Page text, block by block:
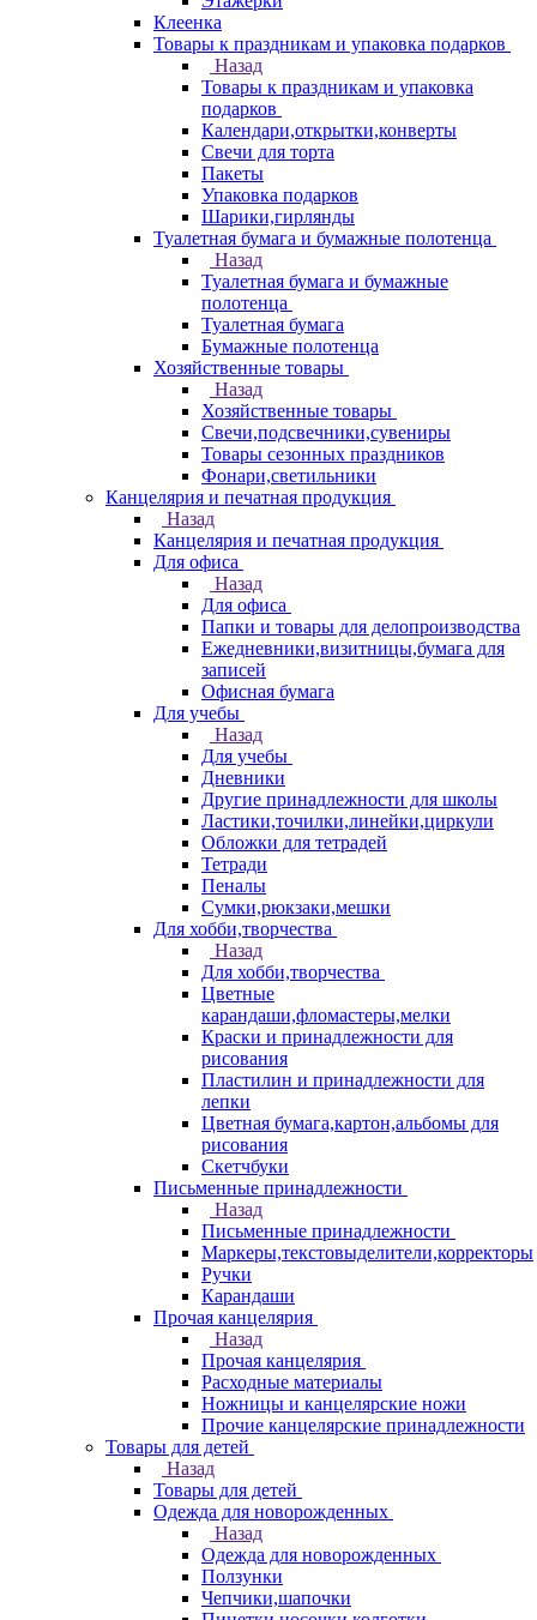
Клеенка
Товары к праздникам и упаковка подарков
Назад
Товары к праздникам и упаковка
подарков
Календари,открытки,конверты
Свечи для торта
Пакеты
Упаковка подарков
Шарики,гирлянды
Туалетная бумага и бумажные полотенца
Назад
Туалетная бумага и бумажные
полотенца
Туалетная бумага
Бумажные полотенца
Хозяйственные товары
Назад
Хозяйственные товары
Свечи,подсвечники,сувениры
Товары сезонных праздников
Фонари,светильники
Канцелярия и печатная продукция
Назад
Канцелярия и печатная продукция
Для офиса
Назад
Для офиса
Папки и товары для делопроизводства
Ежедневники,визитницы,бумага для
записей
Офисная бумага
Для учебы
Назад
Для учебы
Дневники
Другие принадлежности для школы
Ластики,точилки,линейки,циркули
Обложки для тетрадей
Тетради
Пеналы
Сумки,рюкзаки,мешки
Для хобби,творчества
Назад
Для хобби,творчества
Цветные
карандаши,фломастеры,мелки
Краски и принадлежности для
рисования
Пластилин и принадлежности для
лепки
Цветная бумага,картон,альбомы для
рисования
Скетчбуки
Письменные принадлежности
Назад
Письменные принадлежности
Маркеры,текстовыделители,корректоры
Ручки
Карандаши
Прочая канцелярия
Назад
Прочая канцелярия
Расходные материалы
Ножницы и канцелярские ножи
Прочие канцелярские принадлежности
Товары для детей
Назад
Товары для детей
Одежда для новорожденных
Назад
Одежда для новорожденных
Ползунки
Чепчики,шапочки